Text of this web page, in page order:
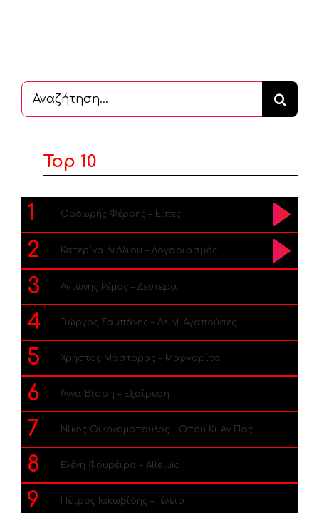
Αναζήτηση
...
Top 10
1 Θοδωρής Φέρρης – Είπες
2 Κατερίνα Λιόλιου – Λογαριασμός
3 Αντώνης Ρέμος – Δευτέρα
4 Γιώργος Σαμπάνης – Δε Μ’ Αγαπούσες
5 Χρήστος Μάστορας – Μαργαρίτα
6 Άννα Βίσση – Εξαίρεση
7 Νίκος Οικονομόπουλος – Όπου Κι Αν Πας
8 Ελένη Φουρέιρα – Alleluia
9 Πέτρος Ιακωβίδης – Τέλεια